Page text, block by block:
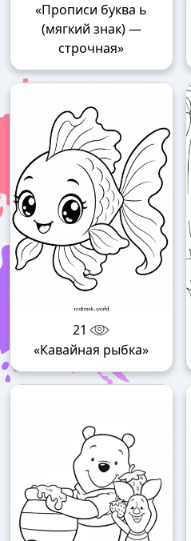
«Прописи буква ь
(мягкий знак) —
строчная»
21
«Кавайная рыбка»